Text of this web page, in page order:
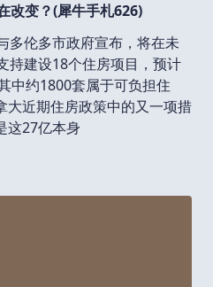
改变？(犀牛手札626)
多伦多市政府宣布，将在未
持建设18个住房项目，预计
中约1800套属于可负担住
大近期住房政策中的又一项措
这27亿本身